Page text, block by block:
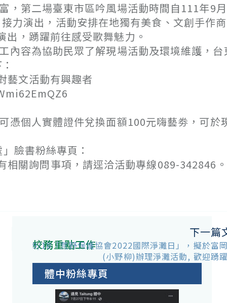
，第二場臺東市區吟風場活動時間自111年9
力演出，活動安排在地獨有美食、文創手作
，踴躍前往感受歌舞魅力。
內容為協助民眾了解現場活動及環境維護，
文活動有興趣者
憑個人實體證件兌換面額100元嗨藝劵，可於
臉書粉絲專頁：
關詢問事項，請逕洽活動專線089-342846。
下一篇
9/18「荒野保護協會2022國際淨灘日」，擬於富
(小野柳)辦理淨灘活動, 歡迎踴
校務重點工作
體中粉絲專頁